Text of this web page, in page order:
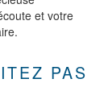
et votre
PAS